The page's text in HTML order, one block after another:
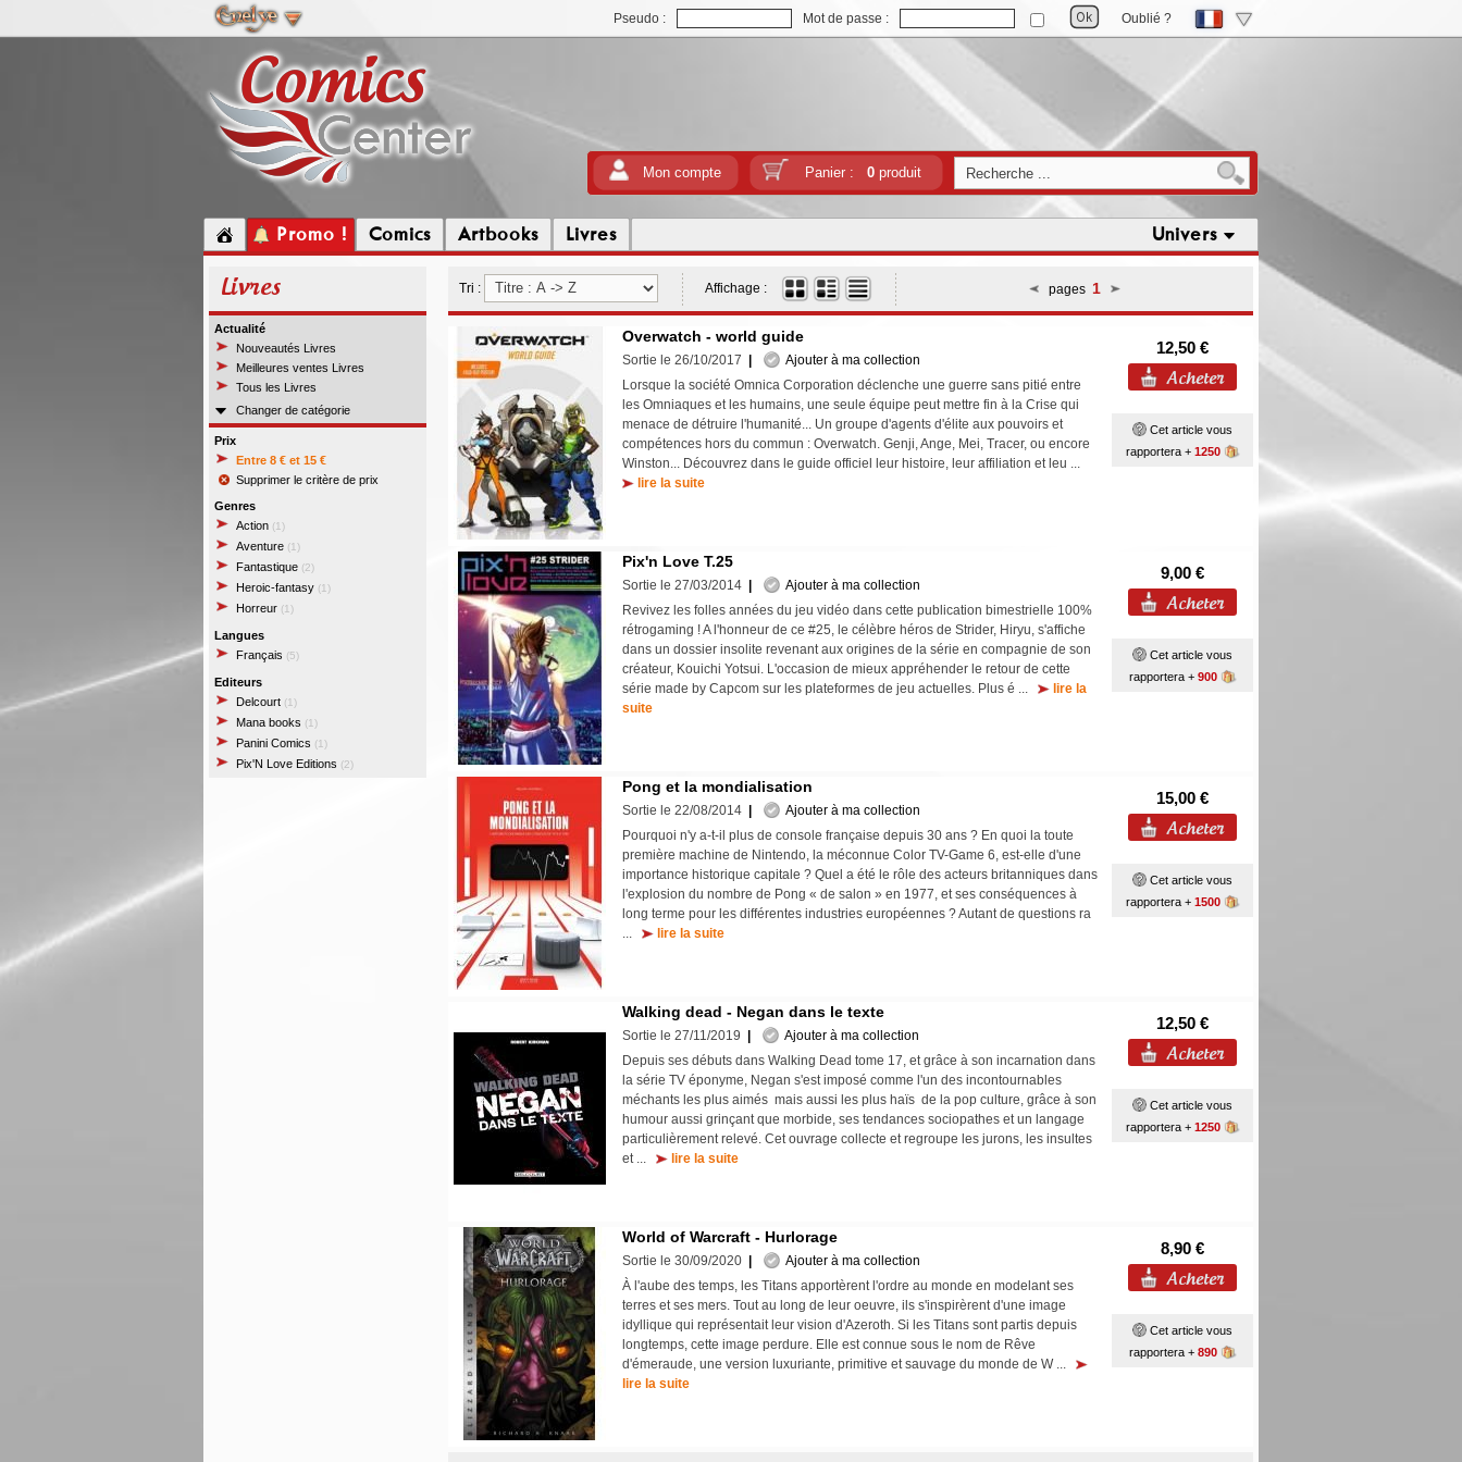
Pseudo : Mot de passe : Oublié ?
Mon compte Panier : 0produit
Promo ! Comics Artbooks Livres Univers
Livres
Actualité
Nouveautés Livres
Meilleures ventes Livres
Tous les Livres
Changer de catégorie
Prix
Entre 8 € et 15 €
Supprimer le critère de prix
Genres
Action (1)
Aventure (1)
Fantastique (2)
Heroic-fantasy (1)
Horreur (1)
Langues
Français (5)
Editeurs
Delcourt (1)
Mana books (1)
Panini Comics (1)
Pix'N Love Editions (2)
Tri : Affichage : pages 1
Overwatch - world guide
Sortie le 26/10/2017
Ajouter à ma collection
Lorsque la société Omnica Corporation déclenche une guerre sans pitié entre
les Omniaques et les humains, une seule équipe peut mettre fin à la Crise qui
menace de détruire l'humanité... Un groupe d'agents d'élite aux pouvoirs et
compétences hors du commun : Overwatch. Genji, Ange, Mei, Tracer, ou encore
Winston... Découvrez dans le guide officiel leur histoire, leur affiliation et leu ...
lire la suite
12,50 €
Cet article vous
rapportera + 1250
Pix'n Love T.25
Sortie le 27/03/2014
Ajouter à ma collection
Revivez les folles années du jeu vidéo dans cette publication bimestrielle 100%
rétrogaming ! A l'honneur de ce #25, le célèbre héros de Strider, Hiryu, s'affiche
dans un dossier insolite revenant aux origines de la série en compagnie de son
créateur, Kouichi Yotsui. L'occasion de mieux appréhender le retour de cette
série made by Capcom sur les plateformes de jeu actuelles. Plus é ...
lire la
suite
9,00 €
Cet article vous
rapportera + 900
Pong et la mondialisation
Sortie le 22/08/2014
Ajouter à ma collection
Pourquoi n'y a-t-il plus de console française depuis 30 ans ? En quoi la toute
première machine de Nintendo, la méconnue Color TV-Game 6, est-elle d'une
importance historique capitale ? Quel a été le rôle des acteurs britanniques dans
l'explosion du nombre de Pong « de salon » en 1977, et ses conséquences à
long terme pour les différentes industries européennes ? Autant de questions ra
...
lire la suite
15,00 €
Cet article vous
rapportera + 1500
Walking dead - Negan dans le texte
Sortie le 27/11/2019
Ajouter à ma collection
Depuis ses débuts dans Walking Dead tome 17, et grâce à son incarnation dans
la série TV éponyme, Negan s'est imposé comme l'un des incontournables
méchants les plus aimés  mais aussi les plus haïs  de la pop culture, grâce à son
humour aussi grinçant que morbide, ses tendances sociopathes et un langage
particulièrement relevé. Cet ouvrage collecte et regroupe les jurons, les insultes
et ...
lire la suite
12,50 €
Cet article vous
rapportera + 1250
World of Warcraft - Hurlorage
Sortie le 30/09/2020
Ajouter à ma collection
À l'aube des temps, les Titans apportèrent l'ordre au monde en modelant ses
terres et ses mers. Tout au long de leur oeuvre, ils s'inspirèrent d'une image
idyllique qui représentait leur vision d'Azeroth. Si les Titans sont partis depuis
longtemps, cette image perdure. Elle est connue sous le nom de Rêve
d'émeraude, une version luxuriante, primitive et sauvage du monde de W ...
lire la suite
8,90 €
Cet article vous
rapportera + 890